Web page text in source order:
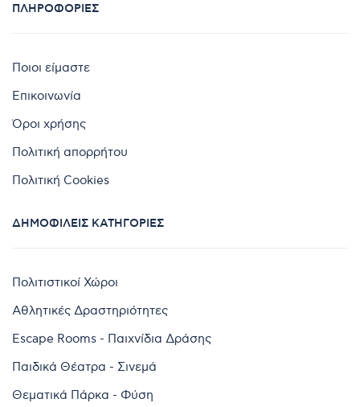
ΠΛΗΡΟΦΟΡΊΕΣ
Ποιοι είμαστε
Επικοινωνία
Όροι χρήσης
Πολιτική απορρήτου
Πολιτική Cookies
ΔΗΜΟΦΙΛΕΊΣ ΚΑΤΗΓΟΡΊΕΣ
Πολιτιστικοί Χώροι
Αθλητικές Δραστηριότητες
Escape Rooms - Παιχνίδια Δράσης
Παιδικά Θέατρα - Σινεμά
Θεματικά Πάρκα - Φύση